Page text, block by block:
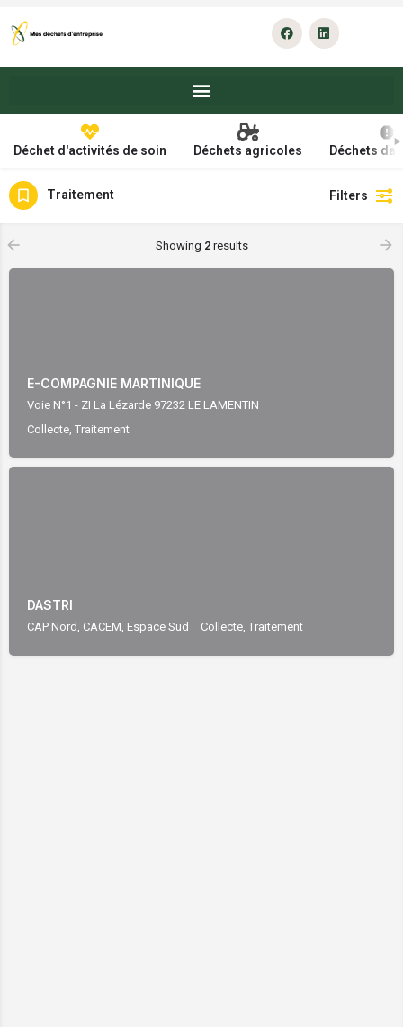
Déchet d'activités de soin Déchets agricoles Déchets
Traitement Filters
Showing 2results
E-COMPAGNIE MARTINIQUE
Voie N°1 - ZI La Lézarde 97232 LE LAMENTIN
Collecte, Traitement
DASTRI
CAP Nord, CACEM, Espace Sud Collecte, Traitement